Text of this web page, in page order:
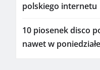
polskiego internetu
10 piosenek disco
nawet w